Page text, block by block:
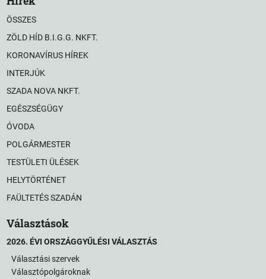
ÖSSZES
ZÖLD HÍD B.I.G.G. NKFT.
KORONAVÍRUS HÍREK
INTERJÚK
SZADA NOVA NKFT.
EGÉSZSÉGÜGY
ÓVODA
POLGÁRMESTER
TESTÜLETI ÜLÉSEK
HELYTÖRTÉNET
FAÜLTETÉS SZADÁN
Választások
2026. ÉVI ORSZÁGGYŰLÉSI VÁLASZTÁS
Választási szervek
Választópolgároknak